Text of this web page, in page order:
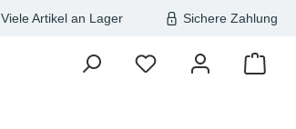
Viele Artikel an Lager Sichere Zahlung